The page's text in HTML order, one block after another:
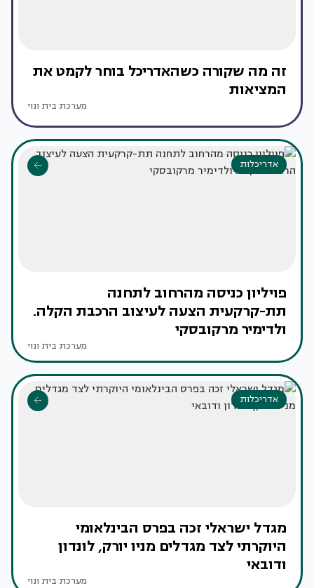
זה מה שקורה כשהאדריכל בוחר לקמט את
המציאות
מערכת בית ונוי
אדריכלות
פויליון כניסה מהרחוב לתחנה
תת-קרקעית הצעה לעיצוב הרכבת הקלה.
ולדימיר מרקובסקי
מערכת בית ונוי
אדריכלות
מגדל ישראלי זכה בפרס הבינלאומי
היוקרתי לצד מגדלים מניו יורק, לונדון
ודובאי
מערכת בית ונוי